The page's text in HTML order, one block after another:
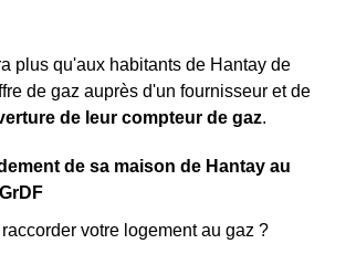
plus qu'aux habitants de Hantay de
de gaz auprès d'un fournisseur et de
de leur compteur de gaz.
de sa maison de Hantay au
votre logement au gaz ?